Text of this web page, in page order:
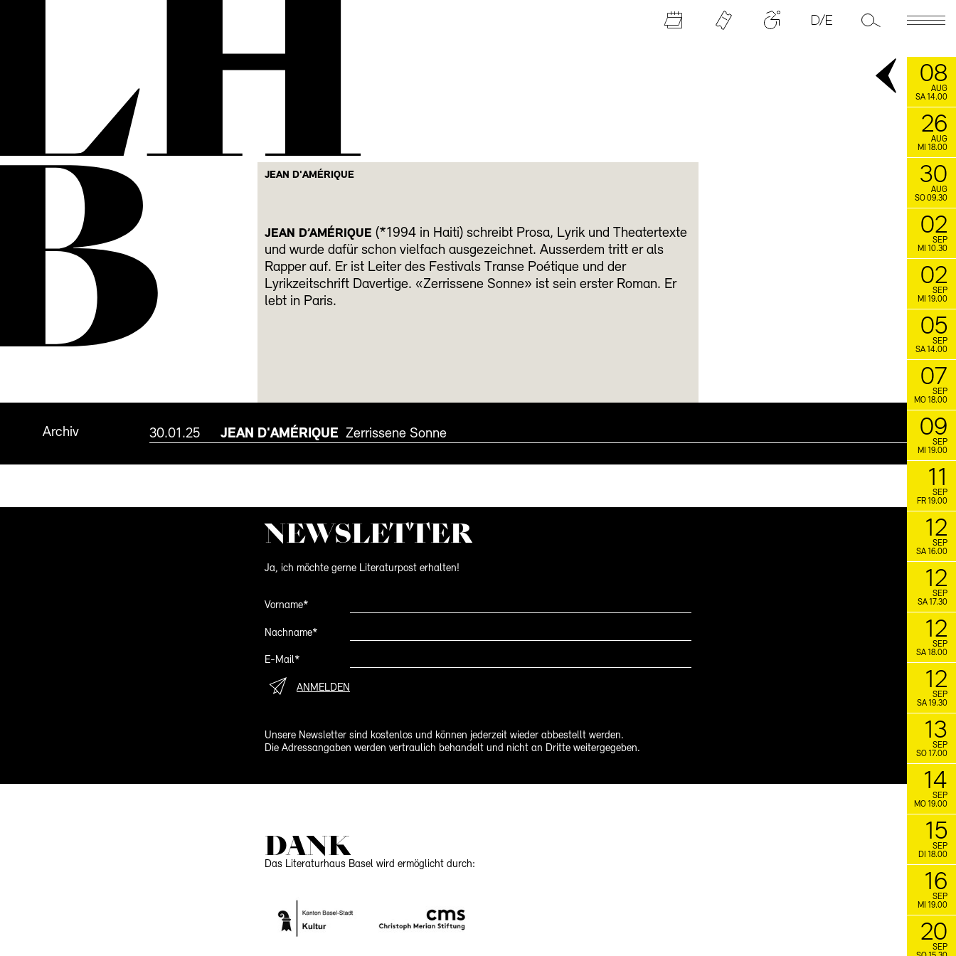
JEAN D'AMÉRIQUE
JEAN D’AMÉRIQUE (*1994 in Haiti) schreibt Prosa, Lyrik und Theatertexte
und wurde dafür schon vielfach ausgezeichnet. Ausserdem tritt er als
Rapper auf. Er ist Leiter des Festivals Transe Poétique und der
Lyrikzeitschrift Davertige. «Zerrissene Sonne» ist sein erster Roman. Er
lebt in Paris.
Archiv 30.01.25 JEAN D'AMÉRIQUE Zerrissene Sonne
NEWS­LETTER
Ja, ich möchte gerne Literaturpost erhalten!
Vorname*
Nachname*
E-Mail*
ANMELDEN
Unsere Newsletter sind kostenlos und können jederzeit wieder abbestellt werden.
Die Adressangaben werden vertraulich behandelt und nicht an Dritte weitergegeben.
DANK
Das Literaturhaus Basel wird ermöglicht durch:
08
AUG
SA 14.00
26
AUG
MI 18.00
30
AUG
SO 09.30
02
SEP
MI 10.30
02
SEP
MI 19.00
05
SEP
SA 14.00
07
SEP
MO 18.00
09
SEP
MI 19.00
11
SEP
FR 19.00
12
SEP
SA 16.00
12
SEP
SA 17.30
12
SEP
SA 18.00
12
SEP
SA 19.30
13
SEP
SO 17.00
14
SEP
MO 19.00
15
SEP
DI 18.00
16
SEP
MI 19.00
20
SEP